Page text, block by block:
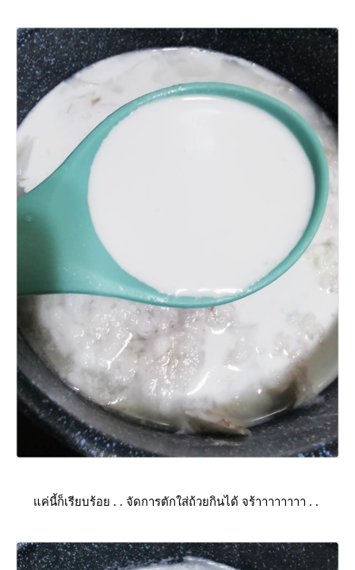
ค่นี้ก็เรียบร้อย . . จัดการตักใส่ถ้วยกินได้ จร้าาาาาาาา . .